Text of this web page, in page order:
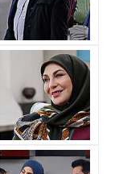
نمایش دهند؟
از دیگر بازیگران
کاظمی،افسانه بایگان
سهیل قاصدیاشاره کرد.
داستان سریال
از محتوا و داستان